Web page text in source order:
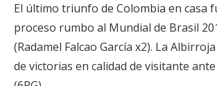
El último triunfo de Colombia en casa
proceso rumbo al Mundial de Brasil
(Radamel Falcao García x2). La
de victorias en calidad de visitante